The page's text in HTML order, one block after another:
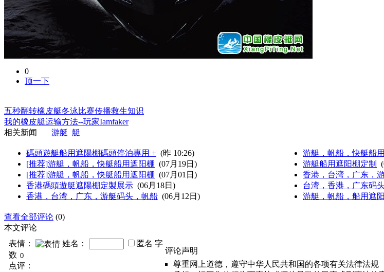
0
顶一下
五秒翻转橡皮艇冬泳比赛传播救生知识
我的橡皮艇运输方法--玩家Iamfaker
相关新闻
游艇 艇
碼頭遊艇船用遮陽棚碼頭停泊專用 + (昨 10:26)
[推荐]游艇，帆船，快艇船用遮阳棚 (07月19日)
[推荐]游艇，帆船，快艇船用遮阳棚 (07月01日)
香港碼頭遊艇遮陽棚定製展示 (06月18日)
香港，台湾，广东，游艇码头，帆船 (06月12日)
游艇，帆船，快艇船
游艇船用遮阳棚定制
香港，台湾，广东，
台湾，香港，广东码
游艇，帆船，船用遮
查看全部评论 (0)
本文评论
表情：
姓名： 匿名 字
数
点评：
评论声明
尊重网上道德，遵守中华人民共和国的各项有关法律法规